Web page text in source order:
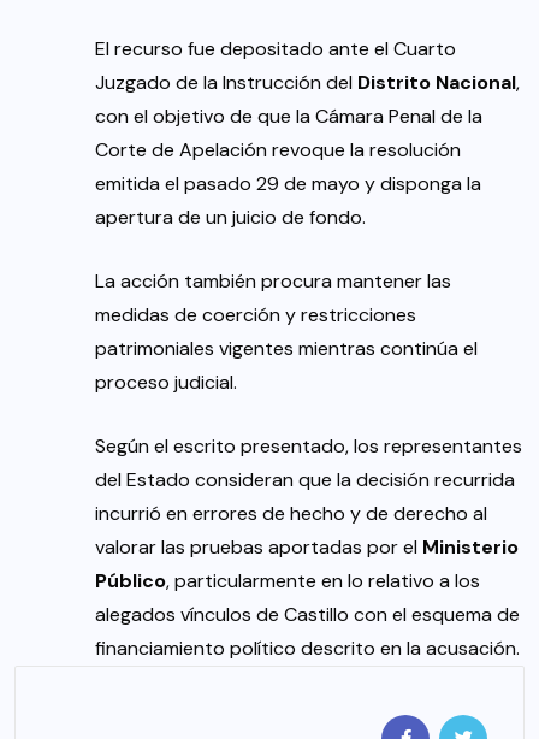
El recurso fue depositado ante el Cuarto
Juzgado de la Instrucción del Distrito Nacional,
con el objetivo de que la Cámara Penal de la
Corte de Apelación revoque la resolución
emitida el pasado 29 de mayo y disponga la
apertura de un juicio de fondo.
La acción también procura mantener las
medidas de coerción y restricciones
patrimoniales vigentes mientras continúa el
proceso judicial.
Según el escrito presentado, los representantes
del Estado consideran que la decisión recurrida
incurrió en errores de hecho y de derecho al
valorar las pruebas aportadas por el Ministerio
Público, particularmente en lo relativo a los
alegados vínculos de Castillo con el esquema de
financiamiento político descrito en la acusación.